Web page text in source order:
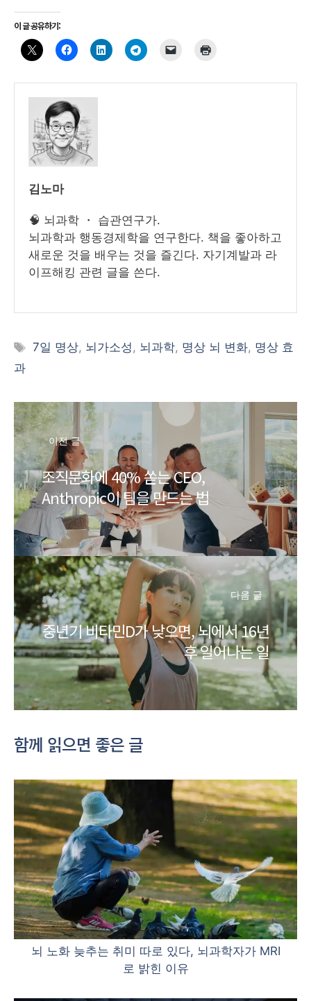
이 글 공유하기:
김노마
🧠 뇌과학 ・ 습관연구가.
뇌과학과 행동경제학을 연구한다. 책을 좋아하고
새로운 것을 배우는 것을 즐긴다. 자기계발과 라
이프해킹 관련 글을 쓴다.
태
7일 명상, 뇌가소성, 뇌과학, 명상 뇌 변화, 명상 효
과
이전 글
조직문화에 40% 쏟는 CEO,
Anthropic이 팀을 만드는 법
다음 글
중년기 비타민D가 낮으면, 뇌에서 16년
후 일어나는 일
함께 읽으면 좋은 글
뇌 노화 늦추는 취미 따로 있다, 뇌과학자가 MRI
로 밝힌 이유